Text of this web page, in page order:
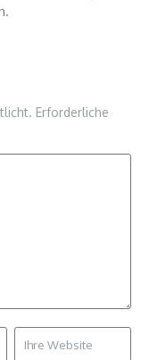
Erforderliche